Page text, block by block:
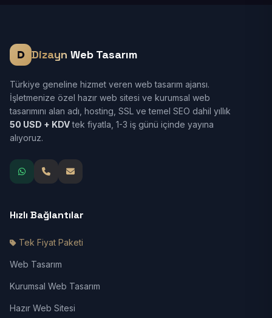
Dizayn Web Tasarım
Türkiye geneline hizmet veren web tasarım ajansı.
İşletmenize özel hazır web sitesi ve kurumsal web
tasarımını alan adı, hosting, SSL ve temel SEO dahil yıllık
50 USD + KDVtek fiyatla, 1-3 iş günü içinde yayına
alıyoruz.
Hızlı Bağlantılar
Tek Fiyat Paketi
Web Tasarım
Kurumsal Web Tasarım
Hazır Web Sitesi